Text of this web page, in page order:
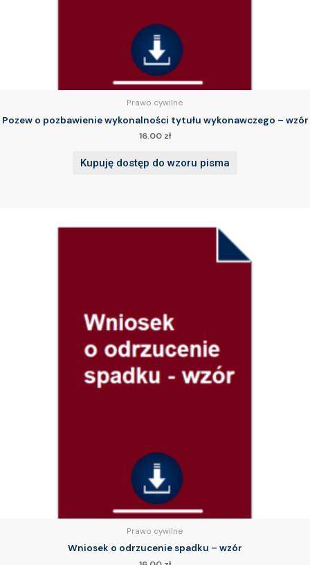
Prawo cywilne
Pozew o pozbawienie wykonalności tytułu wykonawczego – wzór
16.00 zł
Kupuję dostęp do wzoru pisma
Prawo cywilne
Wniosek o odrzucenie spadku – wzór